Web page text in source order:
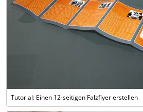
Tutorial: Einen 12-seitigen Falzflyer erstellen